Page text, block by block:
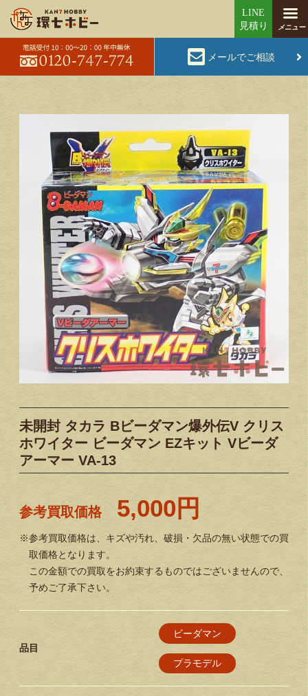
メールでご相談
未開封 タカラ Bビーダマン爆外伝V クリス
ホワイター ビーダマン EZキット Vビーダ
アーマー VA-13
参考買取価格 5,000円
※参考買取価格は、キズや汚れ、破損・欠品の無い状態での買
取価格となります。
この金額での買取をお約束するものではございませんので、
予めご了承下さい。
品目
ビーダマン
プラモデル